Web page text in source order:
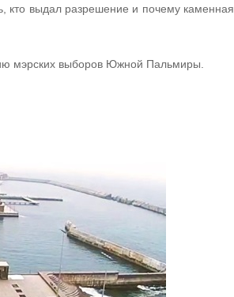
кто выдал разрешение и почему каменная
мэрских выборов Южной Пальмиры.